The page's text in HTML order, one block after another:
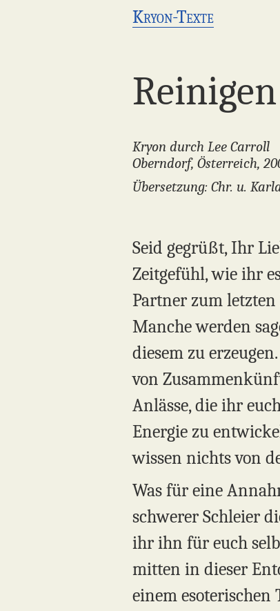
Kryon-Texte
Kryon durch Lee Carroll
Oberndorf, Österreich,
Übersetzung: Chr. u.
Seid gegrüßt, Ihr
Zeitgefühl, wie ihr
Partner zum
Manche werden
diesem zu
von
Anlässe, die ihr
Energie zu
wissen nichts von
Was für eine
schwerer Schleier
ihr ihn für euch
mitten in dieser
einem